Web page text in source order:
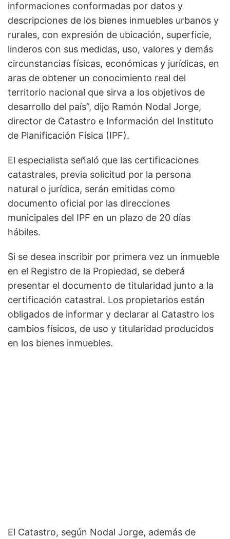
informaciones conformadas por datos y
descripciones de los bienes inmuebles urbanos y
rurales, con expresión de ubicación, superficie,
linderos con sus medidas, uso, valores y demás
circunstancias físicas, económicas y jurídicas, en
aras de obtener un conocimiento real del
territorio nacional que sirva a los objetivos de
desarrollo del país”, dijo Ramón Nodal Jorge,
director de Catastro e Información del Instituto
de Planificación Física (IPF).
El especialista señaló que las certificaciones
catastrales, previa solicitud por la persona
natural o jurídica, serán emitidas como
documento oficial por las direcciones
municipales del IPF en un plazo de 20 días
hábiles.
Si se desea inscribir por primera vez un inmueble
en el Registro de la Propiedad, se deberá
presentar el documento de titularidad junto a la
certificación catastral. Los propietarios están
obligados de informar y declarar al Catastro los
cambios físicos, de uso y titularidad producidos
en los bienes inmuebles.
El Catastro, según Nodal Jorge, además de